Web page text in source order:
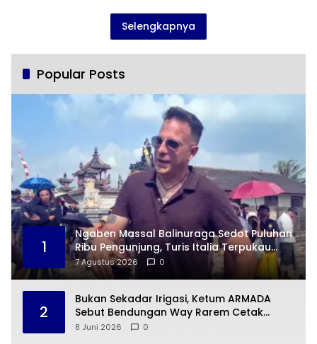
Selengkapnya
Popular Posts
1
Ngaben Massal Balinuraga Sedot Puluhan
Ribu Pengunjung, Turis Italia Terpukau
dengan Budaya Indonesia
7 Agustus 2026 0
2
Bukan Sekadar Irigasi, Ketum ARMADA
Sebut Bendungan Way Rarem Cetak
Sejarah Peradaban Lampung
8 Juni 2026 0